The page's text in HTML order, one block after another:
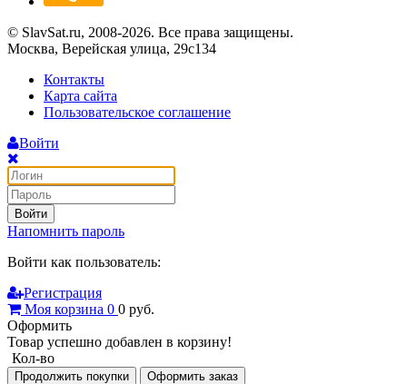
© SlavSat.ru, 2008-2026. Все права защищены.
Москва, Верейская улица, 29с134
Контакты
Карта сайта
Пользовательское соглашение
Войти
Войти
Напомнить пароль
Войти как пользователь:
Регистрация
Моя корзина 0 0 руб.
Оформить
Товар успешно добавлен в корзину!
Кол-во
Продолжить покупки Оформить заказ